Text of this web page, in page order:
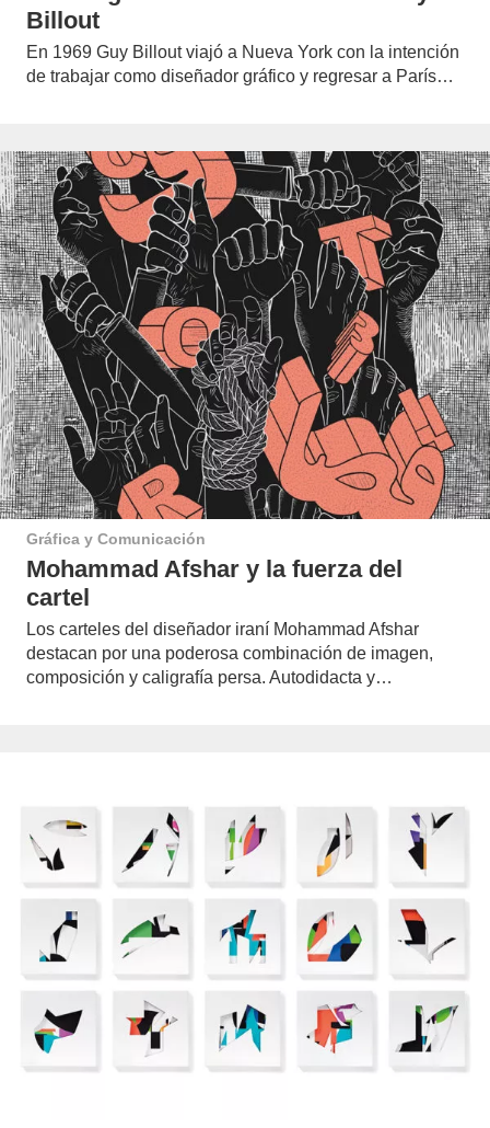
Billout
En 1969 Guy Billout viajó a Nueva York con la intención
de trabajar como diseñador gráfico y regresar a París…
Gráfica y Comunicación
Mohammad Afshar y la fuerza del
cartel
Los carteles del diseñador iraní Mohammad Afshar
destacan por una poderosa combinación de imagen,
composición y caligrafía persa. Autodidacta y…